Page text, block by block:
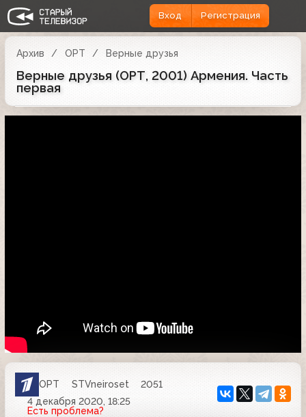
Вход Регистрация
Архив ОРТ Верные друзья
Верные друзья (ОРТ, 2001) Армения. Часть
первая
ОРТ STVneiroset
2051
4 декабря 2020, 18:25
Есть проблема?